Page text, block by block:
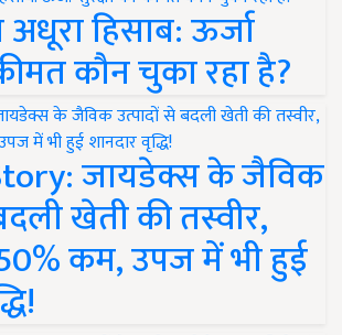
हिसाब: ऊर्जा
कौन चुका रहा है?
जायडेक्स के जैविक
खेती की तस्वीर,
कम, उपज में भी हुई